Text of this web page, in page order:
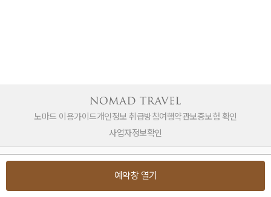
예약창 열기
노마드 이용가이드개인정보 취급방침여행약관보증보험 확인
사업자정보확인